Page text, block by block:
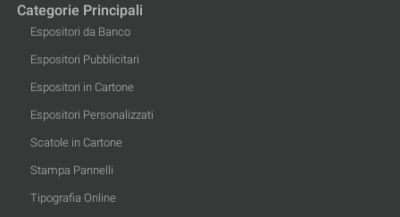
Categorie Principali
Espositori da Banco
Espositori Pubblicitari
Espositori in Cartone
Espositori Personalizzati
Scatole in Cartone
Stampa Pannelli
Tipografia Online